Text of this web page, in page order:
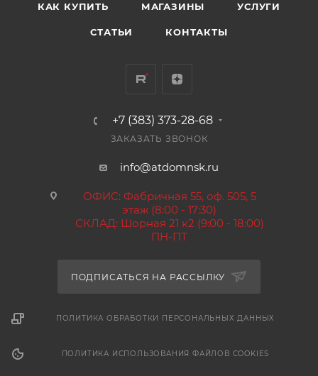
КАК КУПИТЬ МАГАЗИНЫ УСЛУГИ
СТАТЬИ КОНТАКТЫ
+7 (383) 373-28-68
ЗАКАЗАТЬ ЗВОНОК
info@atdomnsk.ru
ОФИС: Фабричная 55, оф. 505, 5
этаж (8:00 - 17:30)
СКЛАД: Шорная 21 к2 (9:00 - 18:00)
ПН-ПТ
ПОДПИСАТЬСЯ НА РАССЫЛКУ
ПОЛИТИКА ОБРАБОТКИ ПЕРСОНАЛЬНЫХ ДАННЫХ
ПОЛИТИКА ИСПОЛЬЗОВАНИЯ ФАЙЛОВ COOKIES